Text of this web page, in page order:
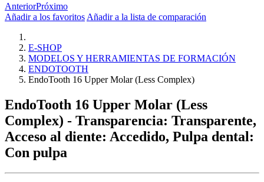
AnteriorPróximo
Añadir a los favoritos Añadir a la lista de comparación
E-SHOP
MODELOS Y HERRAMIENTAS DE FORMACIÓN
ENDOTOOTH
EndoTooth 16 Upper Molar (Less Complex)
EndoTooth 16 Upper Molar (Less
Complex) - Transparencia: Transparente,
Acceso al diente: Accedido, Pulpa dental:
Con pulpa